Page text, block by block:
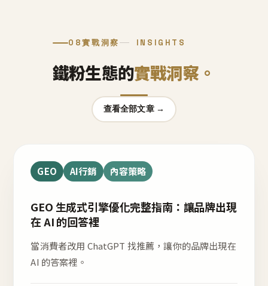
08實戰洞察 INSIGHTS
鐵粉生態的實戰洞察。
查看全部文章 →
GEO AI行銷 內容策略
GEO 生成式引擎優化完整指南：讓品牌出現
在 AI 的回答裡
當消費者改用 ChatGPT 找推薦，讓你的品牌出現在
AI 的答案裡。